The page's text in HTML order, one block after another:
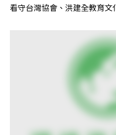
看守台灣協會、洪建全教育文